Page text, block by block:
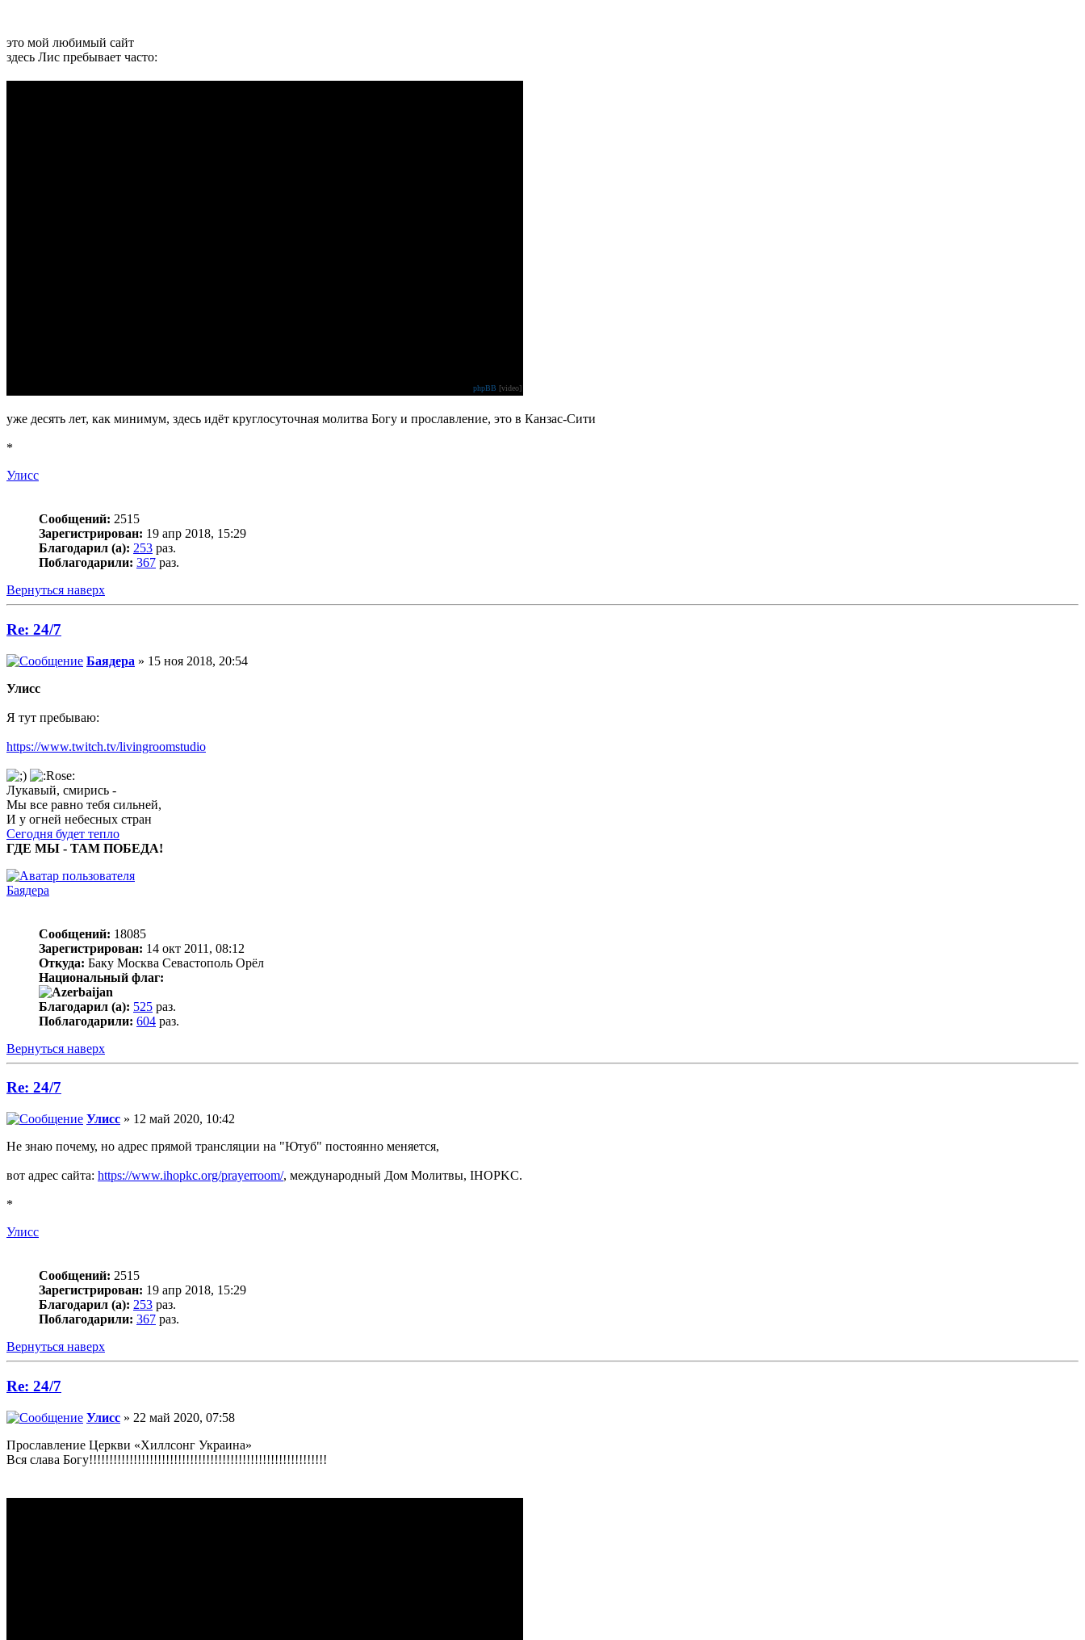
это мой любимый сайт
здесь Лис пребывает часто:
phpBB [video]
уже десять лет, как минимум, здесь идёт круглосуточная молитва Богу и прославление, это в Канзас-Сити
*
Улисс
Сообщений: 2515
Зарегистрирован: 19 апр 2018, 15:29
Благодарил (а): 253 раз.
Поблагодарили: 367 раз.
Вернуться наверх
Re: 24/7
Баядера » 15 ноя 2018, 20:54
Улисс
Я тут пребываю:
https://www.twitch.tv/livingroomstudio
Лукавый, смирись -
Мы все равно тебя сильней,
И у огней небесных стран
Сегодня будет тепло
ГДЕ МЫ - ТАМ ПОБЕДА!
Баядера
Сообщений: 18085
Зарегистрирован: 14 окт 2011, 08:12
Откуда: Баку Москва Севастополь Орёл
Национальный флаг:
Благодарил (а): 525 раз.
Поблагодарили: 604 раз.
Вернуться наверх
Re: 24/7
Улисс » 12 май 2020, 10:42
Не знаю почему, но адрес прямой трансляции на "Ютуб" постоянно меняется,
вот адрес сайта: https://www.ihopkc.org/prayerroom/, международный Дом Молитвы, IHOPKC.
*
Улисс
Сообщений: 2515
Зарегистрирован: 19 апр 2018, 15:29
Благодарил (а): 253 раз.
Поблагодарили: 367 раз.
Вернуться наверх
Re: 24/7
Улисс » 22 май 2020, 07:58
Прославление Церкви «Хиллсонг Украина»
Вся слава Богу!!!!!!!!!!!!!!!!!!!!!!!!!!!!!!!!!!!!!!!!!!!!!!!!!!!!!!!!!!!